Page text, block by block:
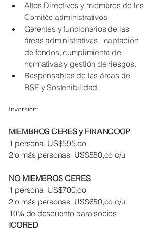
Altos Directivos y miembros de los
Comités administrativos.
Gerentes y funcionarios de las
áreas administrativas,  captación
de fondos, cumplimiento de
normativas y gestión de riesgos.
Responsables de las áreas de
RSE y Sostenibilidad.
Inversión:
MIEMBROS CERES y FINANCOOP
1 persona  US$595,oo
2 o más personas  US$550,oo c/u
NO MIEMBROS CERES
1 persona  US$700,oo
2 o más personas  US$650,oo c/u
10% de descuento para socios
ICORED